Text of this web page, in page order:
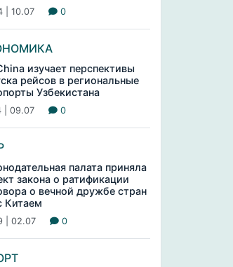
| 10.07 0
изучает перспективы
рейсов в региональные
Узбекистана
| 09.07 0
палата приняла
закона о ратификации
о вечной дружбе стран
Китаем
| 02.07 0